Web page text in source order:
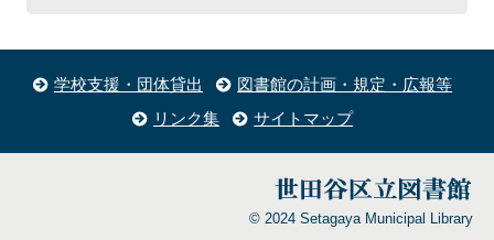
学校支援・団体貸出
図書館の計画・規定・広報等
リンク集
サイトマップ
© 2024 Setagaya Municipal Library